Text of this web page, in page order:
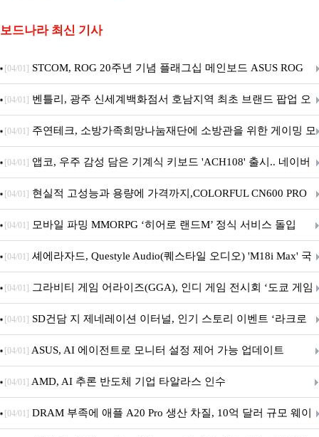
보드나라 최신 기사
[04/01] STCOM, ROG 20주년 기념 플래그십 메인보드 ASUS ROG
Crosshair X870E EDITION 20 국내 출시 예정
[04/01] 벤틀리, 광주 신세계백화점서 호남지역 최초 브랜드 팝업 오
픈
[04/01] 주연테크, 소방가족희망나눔재단에 소방관을 위한 게이밍 모
니터·스마트 펫 침대 기부
[04/01] 앱코, 우주 감성 담은 기계식 키보드 'ACH108' 출시.. 네이버
브랜드데이 기획전 진행
[04/01] 현실적 고성능과 용량에 가격까지,COLORFUL CN600 PRO
M.2 NVMe 디앤디컴 1TB
[04/01] 모바일 파밍 MMORPG ‘히어로 랜드M’ 정식 서비스 돌입
[04/01] 셰에라자드, Questyle Audio(퀘스타일 오디오) 'M18i Max' 국
내 정식 출시
[04/01] 그라비티 게임 어라이즈(GGA), 인디 게임 전시회 ‘도쿄 게임
던전 13’ 참가!
[04/01] SD건담 지 제네레이션 이터널, 인기 스토리 이벤트 ‘라크로
아의 용사’ 재개최 및 풍성한 기념 이벤트 실시!
[04/01] ASUS, AI 에이전트로 모니터 설정 제어 가능 업데이트
[04/01] AMD, AI 추론 반도체 기업 타알라스 인수
[04/01] DRAM 부족에 애플 A20 Pro 생산 차질, 10억 달러 규모 웨이